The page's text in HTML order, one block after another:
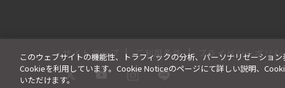
このウェブサイトの機能性、トラフィックの分析、パーソナリゼーショ
Cookieを利用しています。Cookie Noticeのページにて詳しい説明、
いただけます。
サイトマップ | ご利用条件 | プライバシーポリ